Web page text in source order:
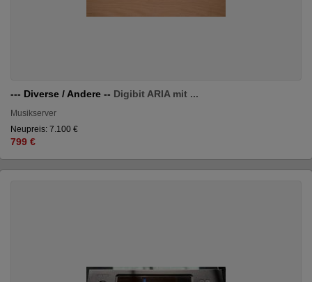
--- Diverse / Andere -- Digibit ARIA mit ...
Musikserver
Neupreis: 7.100 €
799 €